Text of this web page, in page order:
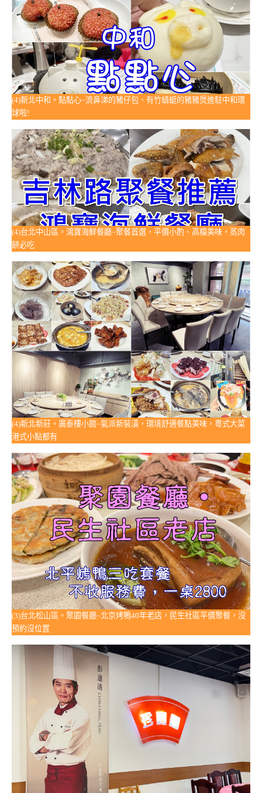
(4)新北中和。點點心~流鼻涕的豬仔包、有竹蜻蜓的豬豬煲進駐中和環
球啦!
(4)台北中山區。鴻寶海鮮餐廳~聚餐首選，平價小酌、高檔美味，蒸肉
餅必吃
(4)新北新莊。廣泰樓小館~氣派新裝潢，環境舒適餐點美味，粵式大菜
港式小點都有
(3)台北松山區。聚園餐廳~北京烤鴨40年老店，民生社區平價聚餐，沒
預約沒位置